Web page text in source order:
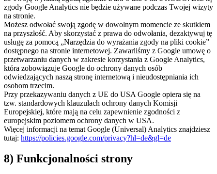
zgody Google Analytics nie będzie używane podczas Twojej wizyty
na stronie.
Możesz odwołać swoją zgodę w dowolnym momencie ze skutkiem
na przyszłość. Aby skorzystać z prawa do odwołania, dezaktywuj tę
usługę za pomocą „Narzędzia do wyrażania zgody na pliki cookie”
dostępnego na stronie internetowej. Zawarliśmy z Google umowę o
przetwarzaniu danych w zakresie korzystania z Google Analytics,
która zobowiązuje Google do ochrony danych osób
odwiedzających naszą stronę internetową i nieudostępniania ich
osobom trzecim.
Przy przekazywaniu danych z UE do USA Google opiera się na
tzw. standardowych klauzulach ochrony danych Komisji
Europejskiej, które mają na celu zapewnienie zgodności z
europejskim poziomem ochrony danych w USA.
Więcej informacji na temat Google (Universal) Analytics znajdziesz
tutaj: https://policies.google.com/privacy?hl=de&gl=de
8) Funkcjonalności strony